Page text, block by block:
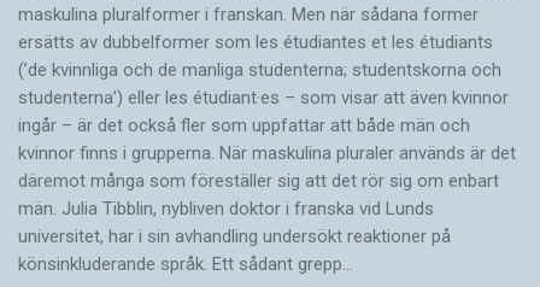
maskulina pluralformer i franskan. Men när sådana ­former
ersätts av dubbel­former som les étudiantes et les étudiants
(’de kvinnliga och de manliga studenterna; studentskorna och
studenterna’) eller les étudiant·es – som visar att även kvinnor
ingår – är det också fler som uppfattar att både män och
kvinnor finns i grupperna. När maskulina pluraler används är det
där­emot många som föreställer sig att det rör sig om enbart
män. Julia Tibblin, nybliven doktor i franska vid Lunds
universitet, har i sin avhandling undersökt reaktioner på
könsinkluderande språk. Ett sådant grepp…